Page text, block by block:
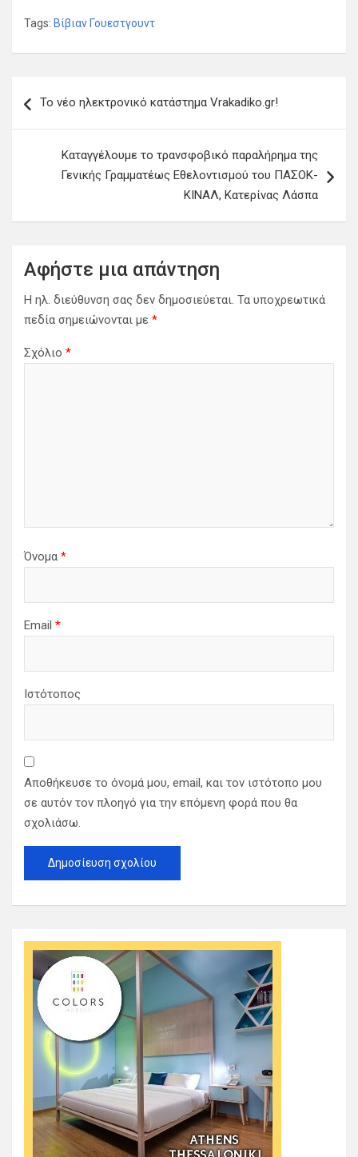
Tags: Βίβιαν Γουεστγουντ
η
To νέο ηλεκτρονικό κατάστημα Vrakadiko.gr!
Καταγγέλουμε το τρανσφοβικό παραλήρημα της
Γενικής Γραμματέως Εθελοντισμού του ΠΑΣΟΚ-
ΚΙΝΑΛ, Κατερίνας Λάσπα
Αφήστε μια απάντηση
Η ηλ. διεύθυνση σας δεν δημοσιεύεται. Τα υποχρεωτικά
πεδία σημειώνονται με *
Σχόλιο *
Όνομα *
Email *
Ιστότοπος
Αποθήκευσε το όνομά μου, email, και τον ιστότοπο μου
σε αυτόν τον πλοηγό για την επόμενη φορά που θα
σχολιάσω.